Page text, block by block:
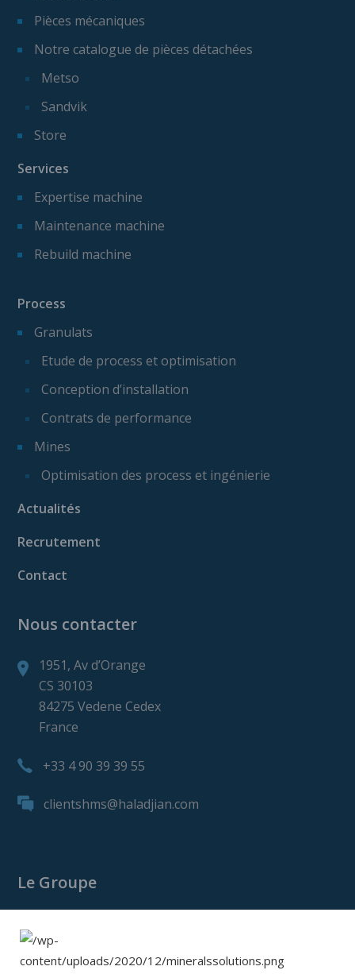
Pièces mécaniques
Notre catalogue de pièces détachées
Metso
Sandvik
Store
Services
Expertise machine
Maintenance machine
Rebuild machine
Process
Granulats
Etude de process et optimisation
Conception d’installation
Contrats de performance
Mines
Optimisation des process et ingénierie
Actualités
Recrutement
Contact
Nous contacter
1951, Av d’Orange
CS 30103
84275 Vedene Cedex
France
+33 4 90 39 39 55
clientshms@haladjian.com
Le Groupe
Haladjian Mining